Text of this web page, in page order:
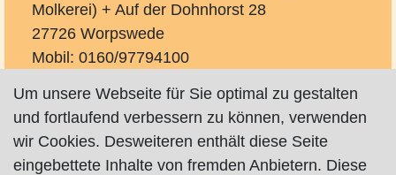
Molkerei) + Auf der Dohnhorst 28
27726 Worpswede
Mobil: 0160/97794100
Um unsere Webseite für Sie optimal zu gestalten
und fortlaufend verbessern zu können, verwenden
wir Cookies. Desweiteren enthält diese Seite
eingebettete Inhalte von fremden Anbietern. Diese